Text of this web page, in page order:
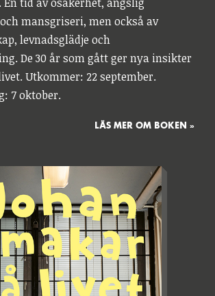
mansgriseri, men också av
levnadsglädje och
De 30 år som gått ger nya insikter
Utkommer: 22 september.
7 oktober.
LÄS MER OM BOKEN »